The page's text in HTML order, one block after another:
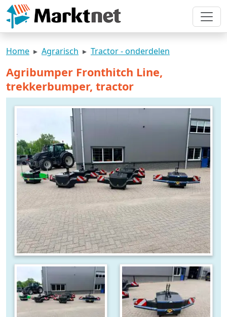
Home Agrarisch Tractor - onderdelen
Agribumper Fronthitch Line,
trekkerbumper, tractor